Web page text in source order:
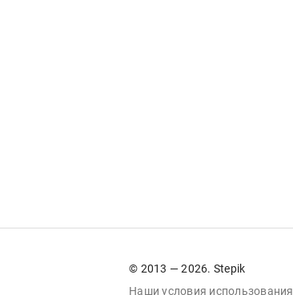
© 2013 — 2026. Stepik
Наши условия использования